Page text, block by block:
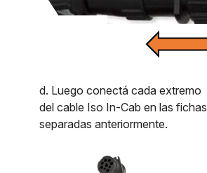
d. Luego conectá cada extremo
del cable Iso In-Cab en las fichas
separadas anteriormente.